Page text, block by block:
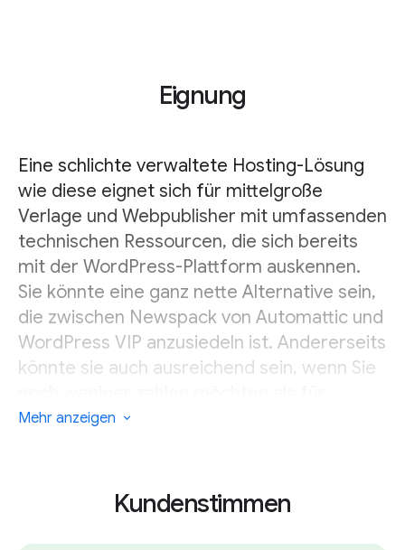
Eignung
Eine schlichte verwaltete Hosting-Lösung
wie diese eignet sich für mittelgroße
Verlage und Webpublisher mit umfassenden
technischen Ressourcen, die sich bereits
mit der WordPress-Plattform auskennen.
Sie könnte eine ganz nette Alternative sein,
die zwischen Newspack von Automattic und
WordPress VIP anzusiedeln ist. Andererseits
könnte sie auch ausreichend sein, wenn Sie
Newspack. Trotzdem sollten Sie in dem Fall
WordPress-Anwendung anfallen.
Mehr anzeigen
Kundenstimmen